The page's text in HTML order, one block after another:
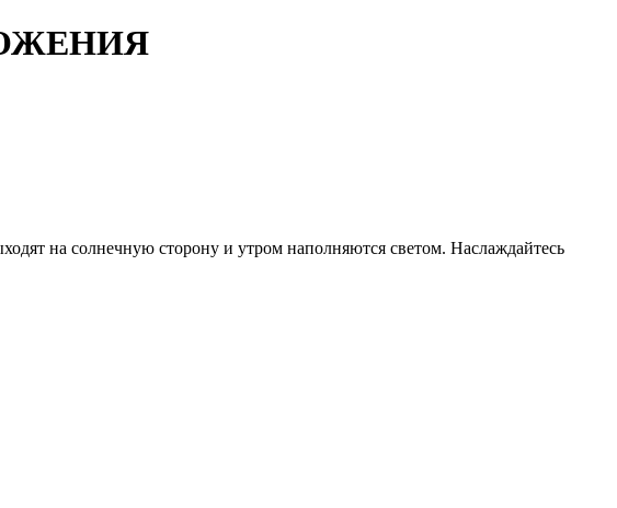
на солнечную сторону и утром наполняются светом. Наслаждайтесь